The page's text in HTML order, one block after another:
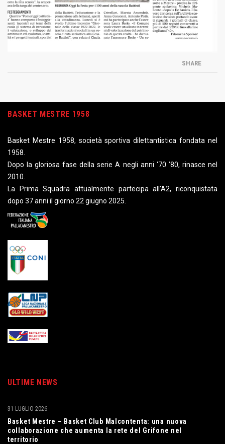
SHARE
BASKET MESTRE 1958
Basket Mestre 1958, società sportiva dilettantistica fondata nel
1958.
Dopo la gloriosa fase della serie A negli anni ‘70 ’80, rinasce nel
2010.
La Prima Squadra attualmente partecipa all’A2, riconquistata
dopo 37 anni il giorno 22 giugno 2025.
ULTIME NEWS
Basket Mestre – Basket Club Malcontenta: una nuova
collaborazione che aumenta la rete del Grifone nel
territorio
31 LUGLIO 2026